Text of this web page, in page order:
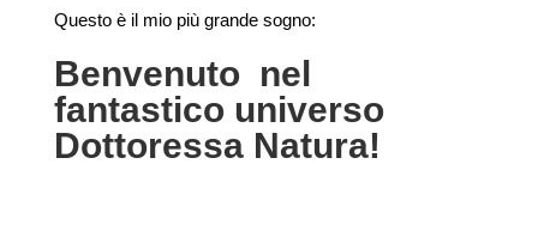
Questo è il mio più grande sogno:
Benvenuto nel
fantastico universo
Dottoressa Natura!